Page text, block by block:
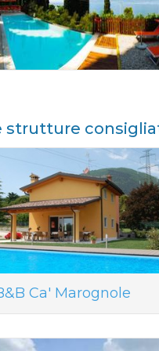
strutture
Ca' Marognole